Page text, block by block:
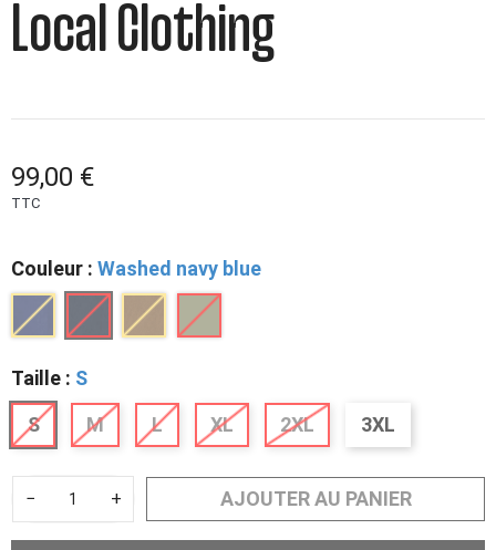
Local Clothing
99,00 €
TTC
Couleur : Washed navy blue
Taille : S
S
M L XL 2XL 3XL
− + AJOUTER AU PANIER